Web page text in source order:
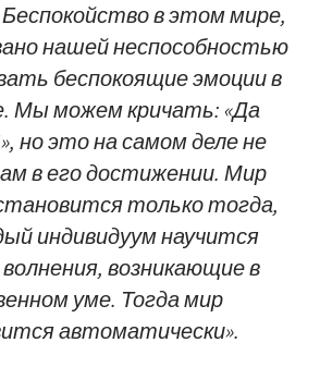
в этом мире,
нашей неспособностью
беспокоящие эмоции в
Мы можем кричать: «Да
но это на самом деле не
в его достижении. Мир
только тогда,
индивидуум научится
возникающие в
уме. Тогда мир
автоматически».